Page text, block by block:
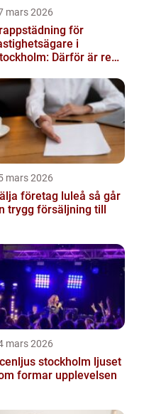
mars 2026
för
i
Därför är rena
mars 2026
företag luleå så går
trygg försäljning till
mars 2026
stockholm ljuset
formar upplevelsen